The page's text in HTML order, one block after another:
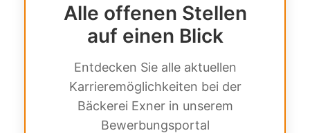
Alle offenen Stellen
auf einen Blick
Entdecken Sie alle aktuellen
Karrieremöglichkeiten bei der
Bäckerei Exner in unserem
Bewerbungsportal